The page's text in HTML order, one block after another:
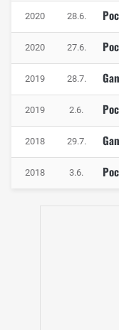
2020 28.6.
2020 27.6.
2019 28.7.
2019 2.6.
2018 29.7.
2018 3.6.